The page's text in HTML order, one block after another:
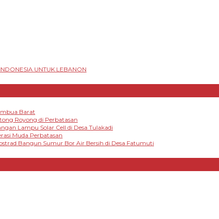
UNTUK LEBANON
Barat
Royong di Perbatasan
Lampu Solar Cell di Desa Tulakadi
Muda Perbatasan
Bangun Sumur Bor Air Bersih di Desa Fatumuti